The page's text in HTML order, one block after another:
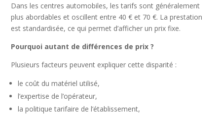
Dans les centres automobiles, les tarifs sont généralement
plus abordables et oscillent entre 40 € et 70 €. La prestation
est standardisée, ce qui permet d’afficher un prix fixe.
Pourquoi autant de différences de prix ?
Plusieurs facteurs peuvent expliquer cette disparité :
le coût du matériel utilisé,
l’expertise de l’opérateur,
la politique tarifaire de l’établissement,